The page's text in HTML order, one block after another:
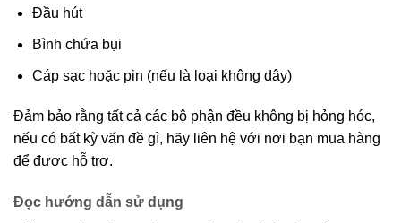
Đầu hút
Bình chứa bụi
Cáp sạc hoặc pin (nếu là loại không dây)
Đảm bảo rằng tất cả các bộ phận đều không bị hỏng hóc,
nếu có bất kỳ vấn đề gì, hãy liên hệ với nơi bạn mua hàng
để được hỗ trợ.
Đọc hướng dẫn sử dụng